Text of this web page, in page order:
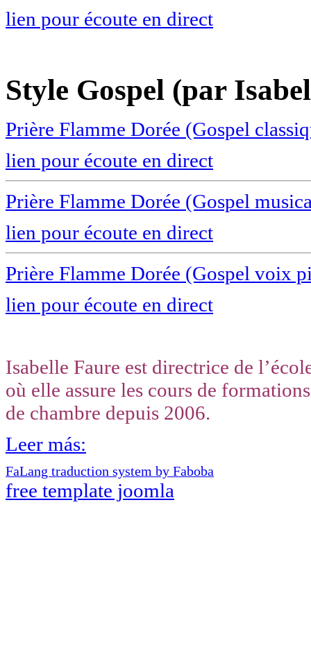
lien pour écoute en direct
Style Gospel (par
Prière Flamme Dorée (Gospel
lien pour écoute en direct
Prière Flamme Dorée (Gospel
lien pour écoute en direct
Prière Flamme Dorée (Gospel voix
lien pour écoute en direct
Isabelle Faure est directrice de
où elle assure les cours de
de chambre depuis 2006.
Leer más:
FaLang traduction system by Faboba
free template joomla